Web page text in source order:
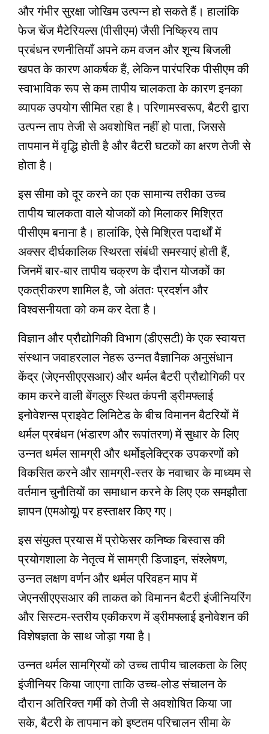
और गंभीर सुरक्षा जोखिम उत्पन्न हो सकते हैं। हालांकि
फेज चेंज मैटेरियल्स (पीसीएम) जैसी निष्क्रिय ताप
प्रबंधन रणनीतियाँ अपने कम वजन और शून्य बिजली
खपत के कारण आकर्षक हैं, लेकिन पारंपरिक पीसीएम की
स्वाभाविक रूप से कम तापीय चालकता के कारण इनका
व्यापक उपयोग सीमित रहा है। परिणामस्वरूप, बैटरी द्वारा
उत्पन्न ताप तेजी से अवशोषित नहीं हो पाता, जिससे
तापमान में वृद्धि होती है और बैटरी घटकों का क्षरण तेजी से
होता है।
इस सीमा को दूर करने का एक सामान्य तरीका उच्च
तापीय चालकता वाले योजकों को मिलाकर मिश्रित
पीसीएम बनाना है। हालांकि, ऐसे मिश्रित पदार्थों में
अक्सर दीर्घकालिक स्थिरता संबंधी समस्याएं होती हैं,
जिनमें बार-बार तापीय चक्रण के दौरान योजकों का
एकत्रीकरण शामिल है, जो अंततः प्रदर्शन और
विश्वसनीयता को कम कर देता है।
विज्ञान और प्रौद्योगिकी विभाग (डीएसटी) के एक स्वायत्त
संस्थान जवाहरलाल नेहरू उन्नत वैज्ञानिक अनुसंधान
केंद्र (जेएनसीएएसआर) और थर्मल बैटरी प्रौद्योगिकी पर
काम करने वाली बेंगलुरु स्थित कंपनी ड्रीमफ्लाई
इनोवेशन्स प्राइवेट लिमिटेड के बीच विमानन बैटरियों में
थर्मल प्रबंधन (भंडारण और रूपांतरण) में सुधार के लिए
उन्नत थर्मल सामग्री और थर्मोइलेक्ट्रिक उपकरणों को
विकसित करने और सामग्री-स्तर के नवाचार के माध्यम से
वर्तमान चुनौतियों का समाधान करने के लिए एक समझौता
ज्ञापन (एमओयू) पर हस्ताक्षर किए गए।
इस संयुक्त प्रयास में प्रोफेसर कनिष्क बिस्वास की
प्रयोगशाला के नेतृत्व में सामग्री डिजाइन, संश्लेषण,
उन्नत लक्षण वर्णन और थर्मल परिवहन माप में
जेएनसीएएसआर की ताकत को विमानन बैटरी इंजीनियरिंग
और सिस्टम-स्तरीय एकीकरण में ड्रीमफ्लाई इनोवेशन की
विशेषज्ञता के साथ जोड़ा गया है।
उन्नत थर्मल सामग्रियों को उच्च तापीय चालकता के लिए
इंजीनियर किया जाएगा ताकि उच्च-लोड संचालन के
दौरान अतिरिक्त गर्मी को तेजी से अवशोषित किया जा
सके, बैटरी के तापमान को इष्टतम परिचालन सीमा के